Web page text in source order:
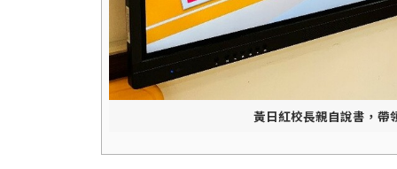
黃日紅校長親自說書，帶